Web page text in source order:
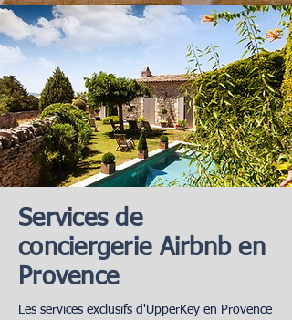
Services de
conciergerie Airbnb en
Provence
Les services exclusifs d'UpperKey en Provence